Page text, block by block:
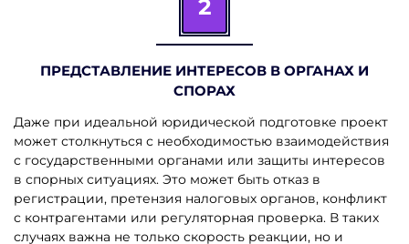
2
ПРЕДСТАВЛЕНИЕ ИНТЕРЕСОВ В ОРГАНАХ И
СПОРАХ
Даже при идеальной юридической подготовке проект
может столкнуться с необходимостью взаимодействия
с государственными органами или защиты интересов
в спорных ситуациях. Это может быть отказ в
регистрации, претензия налоговых органов, конфликт
с контрагентами или регуляторная проверка. В таких
случаях важна не только скорость реакции, но и